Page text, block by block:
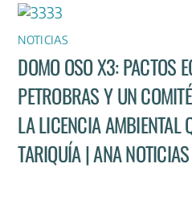
NOTICIAS
DOMO OSO X3: PACTOS
PETROBRAS Y UN
LA LICENCIA AMBIENTAL
TARIQUÍA | ANA